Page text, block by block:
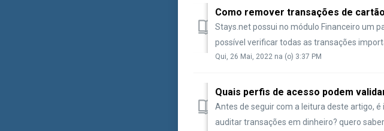
Como remover transações de
Stays.net possui no módulo Financeiro um
possível verificar todas as transações
Qui, 26 Mai, 2022 na (o) 3:37 PM
Quais perfis de acesso podem
Antes de seguir com a leitura deste artigo,
auditar transações em dinheiro? quero saber